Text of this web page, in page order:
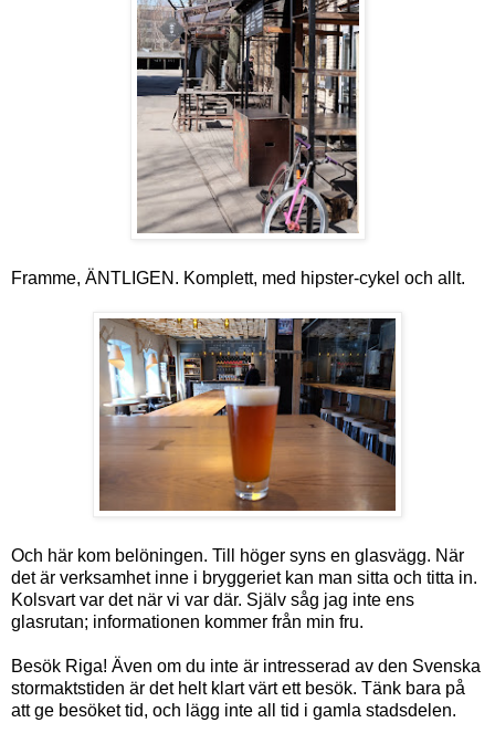
Framme, ÄNTLIGEN. Komplett, med hipster-cykel och allt.
Och här kom belöningen. Till höger syns en glasvägg. När
det är verksamhet inne i bryggeriet kan man sitta och titta in.
Kolsvart var det när vi var där. Själv såg jag inte ens
glasrutan; informationen kommer från min fru.
Besök Riga! Även om du inte är intresserad av den Svenska
stormaktstiden är det helt klart värt ett besök. Tänk bara på
att ge besöket tid, och lägg inte all tid i gamla stadsdelen.